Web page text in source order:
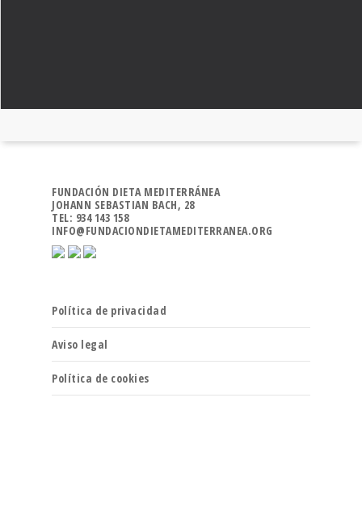
FUNDACIÓN DIETA MEDITERRÁNEA
JOHANN SEBASTIAN BACH, 28
TEL: 934 143 158
INFO@FUNDACIONDIETAMEDITERRANEA.ORG
Política de privacidad
Aviso legal
Política de cookies